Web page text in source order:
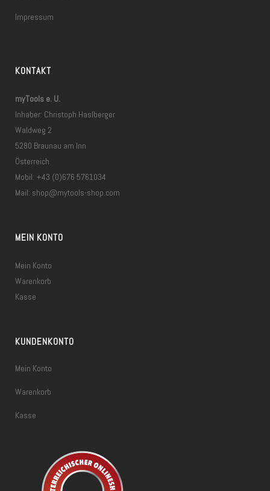
Impressum
KONTAKT
myTools e. U.
Inhaber: Christoph Haslberger
Waldweg 2
5280 Braunau am Inn
Österreich
Mobil: +43 (0)676 5761034
Mail: shop@mytools-shop.com
MEIN KONTO
Mein Konto
Warenkorb
Kasse
KUNDENKONTO
Mein Konto
Warenkorb
Kasse